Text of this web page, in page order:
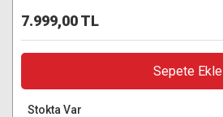
7.999,00 TL
Sepete Ekle
Stokta Var